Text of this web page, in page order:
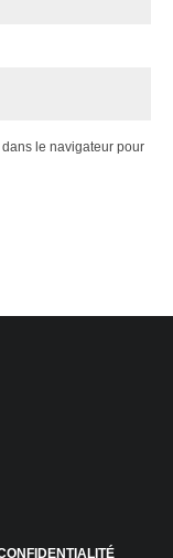
le navigateur pour